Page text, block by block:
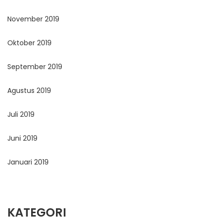
November 2019
Oktober 2019
September 2019
Agustus 2019
Juli 2019
Juni 2019
Januari 2019
KATEGORI